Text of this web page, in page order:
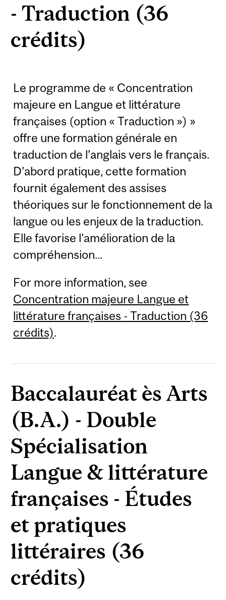
- Traduction (36
crédits)
Le programme de « Concentration
majeure en Langue et littérature
françaises (option « Traduction ») »
offre une formation générale en
traduction de l’anglais vers le français.
D’abord pratique, cette formation
fournit également des assises
théoriques sur le fonctionnement de la
langue ou les enjeux de la traduction.
Elle favorise l’amélioration de la
compréhension...
For more information, see
Concentration majeure Langue et
littérature françaises - Traduction (36
crédits).
Baccalauréat ès Arts
(B.A.) - Double
Spécialisation
Langue & littérature
françaises - Études
et pratiques
littéraires (36
crédits)